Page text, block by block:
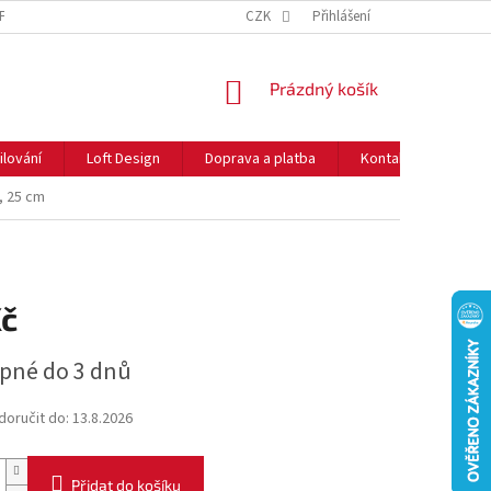
O COOKIES NEJČASTĚJŠÍ OTÁZKY
CZK Přihlášení
NÁKUPNÍ
Prázdný košík
Loft Design Doprava a platba Kontakty
cm
do 3 dnů
do: 13.8.2026
Přidat do košíku